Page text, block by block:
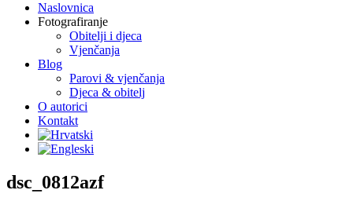
Naslovnica
Fotografiranje
Obitelji i djeca
Vjenčanja
Blog
Parovi & vjenčanja
Djeca & obitelj
O autorici
Kontakt
dsc_0812azf